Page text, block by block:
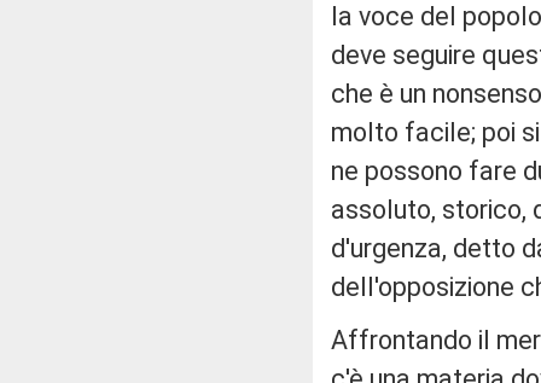
la voce del
deve seguire
che è un
molto facile; poi
ne possono fare
assoluto, storico,
d'urgenza, detto
dell'opposizione
Affrontando il